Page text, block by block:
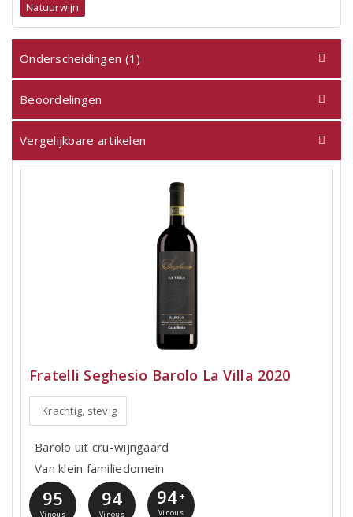
Natuurwijn
Onderscheidingen (1)
Beoordelingen
Vergelijkbare artikelen
Fratelli Seghesio Barolo La Villa 2020
Krachtig, stevig
Barolo uit cru-wijngaard
Van klein familiedomein
95
Vinous
94
Vinous
94+
Vinous